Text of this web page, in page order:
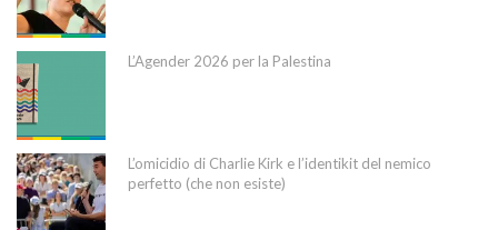
L’Agender 2026 per la Palestina
L’omicidio di Charlie Kirk e l’identikit del nemico
perfetto (che non esiste)